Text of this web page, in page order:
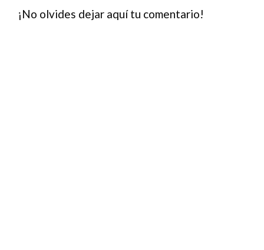
¡No olvides dejar aquí tu comentario!